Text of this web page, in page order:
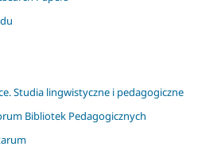
Studia lingwistyczne i pedagogiczne
Bibliotek Pedagogicznych